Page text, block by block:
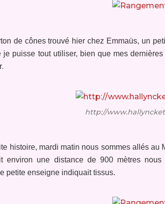
de cônes trouvé hier chez Emmaüs, un
je puisse tout utiliser, bien que mes
.
http://
histoire, mardi matin nous sommes allés
environ une distance de 900 mètres
petite enseigne indiquait tissus.